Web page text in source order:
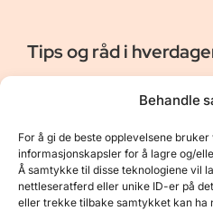
Behandle
For å gi de beste opplevelsene
informasjonskapsler for å lagre og/
Å samtykke til disse teknologiene vil
nettleseratferd eller unike ID-er på
eller trekke tilbake samtykket kan ha
Tips og råd i
Er vår bloggside hvor vi
gi deg råd og tips innen reiser,
naturopplevelser, personlig
Nyttige Linker
Om oss